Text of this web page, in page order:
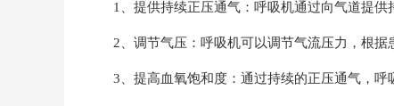
1、提供持续正压通气：呼吸机通过向气道提供
2、调节气压：呼吸机可以调节气流压力，根据
3、提高血氧饱和度：通过持续的正压通气，呼